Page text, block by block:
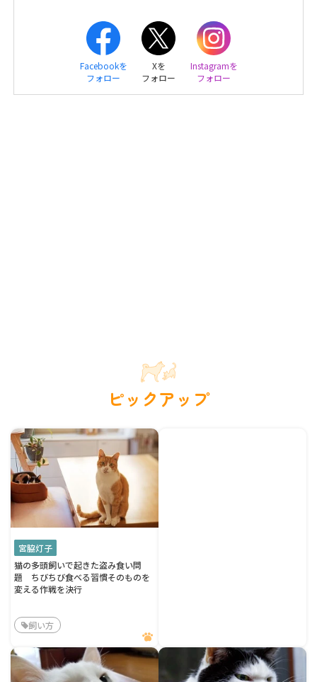
Facebookを
フォロー
Xを
フォロー
Instagramを
フォロー
ピックアップ
宮脇灯子
猫の多頭飼いで起きた盗み食い問
題 ちびちび食べる習慣そのものを
変える作戦を決行
飼い方